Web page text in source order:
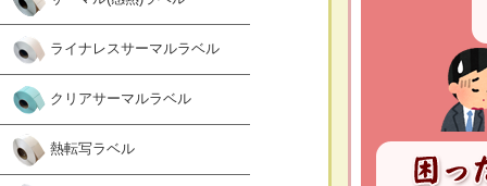
ライナレスサーマルラベル
クリアサーマルラベル
熱転写ラベル